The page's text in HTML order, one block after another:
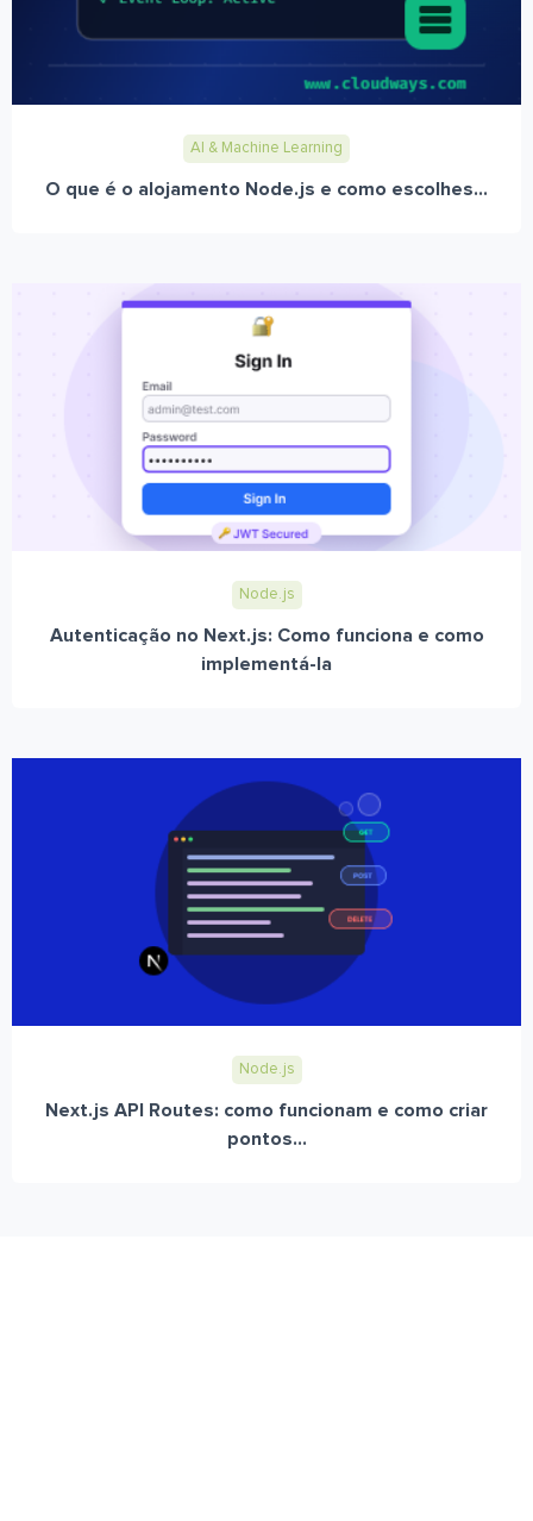
AI & Machine Learning
O que é o alojamento Node.js e como escolhes...
Node.js
Autenticação no Next.js: Como funciona e como
implementá-la
Node.js
Next.js API Routes: como funcionam e como criar
pontos...